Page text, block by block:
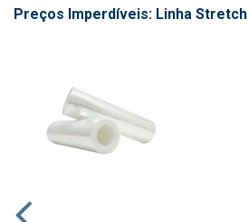
Preços Imperdíveis: Linha Stretch